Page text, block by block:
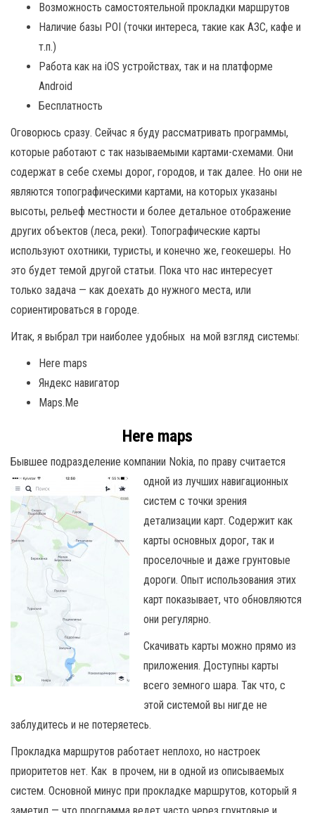
Возможность самостоятельной прокладки маршрутов
Наличие базы POI (точки интереса, такие как АЗС, кафе и
т.п.)
Работа как на iOS устройствах, так и на платформе
Android
Бесплатность
Оговорюсь сразу. Сейчас я буду рассматривать программы,
которые работают с так называемыми картами-схемами. Они
содержат в себе схемы дорог, городов, и так далее. Но они не
являются топографическими картами, на которых указаны
высоты, рельеф местности и более детальное отображение
других объектов (леса, реки). Топографические карты
используют охотники, туристы, и конечно же, геокешеры. Но
это будет темой другой статьи. Пока что нас интересует
только задача — как доехать до нужного места, или
сориентироваться в городе.
Итак, я выбрал три наиболее удобных на мой взгляд системы:
Here maps
Яндекс навигатор
Maps.Me
Here maps
Бывшее подразделение компании Nokia, по праву считается
одной из лучших навигационных
систем с точки зрения
детализации карт. Содержит как
карты основных дорог, так и
проселочные и даже грунтовые
дороги. Опыт использования этих
карт показывает, что обновляются
они регулярно.
Скачивать карты можно прямо из
приложения. Доступны карты
всего земного шара. Так что, с
этой системой вы нигде не
заблудитесь и не потеряетесь.
Прокладка маршрутов работает неплохо, но настроек
приоритетов нет. Как в прочем, ни в одной из описываемых
систем. Основной минус при прокладке маршрутов, который я